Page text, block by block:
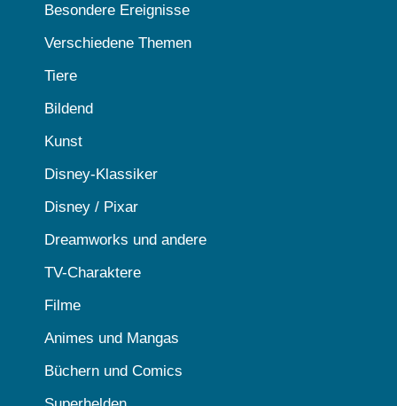
Besondere Ereignisse
Verschiedene Themen
Tiere
Bildend
Kunst
Disney-Klassiker
Disney / Pixar
Dreamworks und andere
TV-Charaktere
Filme
Animes und Mangas
Büchern und Comics